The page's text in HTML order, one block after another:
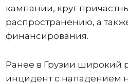
кампании, круг
распространению, а
финансирования.
Ранее в Грузии широкий
инцидент с нападением